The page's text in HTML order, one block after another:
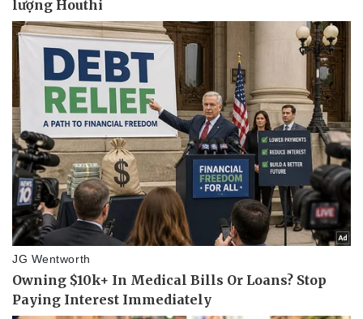
Thể thao
Bóng đá
Lịch thi đấu bóng đá
Thế giới thể thao
Ô tô - Xe máy
Ô tô
Xe máy
Tư vấn